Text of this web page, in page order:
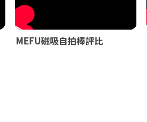
MEFU磁吸自拍棒評比